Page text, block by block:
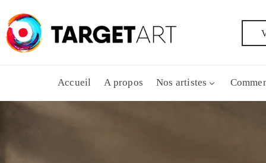
Accueil A propos Nos artistes